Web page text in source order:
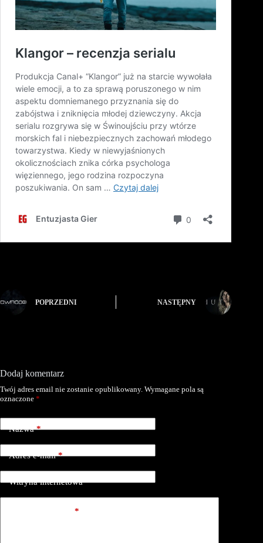
POPRZEDNI NASTĘPNY
Dodaj komentarz
Twój adres email nie zostanie opublikowany. Wymagane pola są
oznaczone *
Nazwa*
Adres e-mail*
Witryna internetowa
*